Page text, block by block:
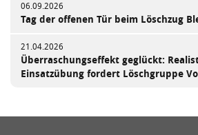
06.09.2026
Tag der offenen Tür beim Löschzug
21.04.2026
Überraschungseffekt geglückt:
Einsatzübung fordert Löschgruppe